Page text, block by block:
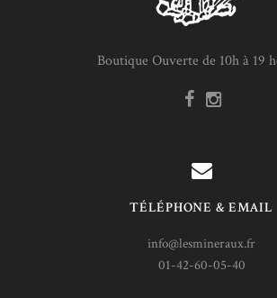
Boutique Ouverte de 10h à 19
TÉLÉPHONE & EMAIL
info@lesmineraux.fr
01-42-60-05-40